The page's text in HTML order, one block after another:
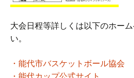
大会日程等詳しくは以下のホー
い。
・能代市バスケットボール協会
・能代カップ公式サイト